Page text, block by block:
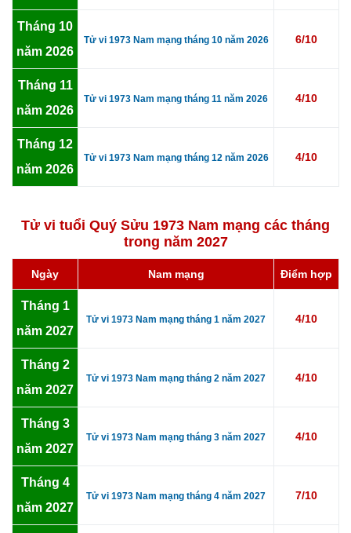
Tháng 10
năm 2026
Tử vi 1973 Nam mạng tháng 10 năm 2026 6/10
Tháng 11
năm 2026
Tử vi 1973 Nam mạng tháng 11 năm 2026 4/10
Tháng 12
năm 2026
Tử vi 1973 Nam mạng tháng 12 năm 2026 4/10
Tử vi tuổi Quý Sửu 1973 Nam mạng các tháng
trong năm 2027
Ngày Nam mạng Điểm hợp
Tháng 1
năm 2027
Tử vi 1973 Nam mạng tháng 1 năm 2027 4/10
Tháng 2
năm 2027
Tử vi 1973 Nam mạng tháng 2 năm 2027 4/10
Tháng 3
năm 2027
Tử vi 1973 Nam mạng tháng 3 năm 2027 4/10
Tháng 4
năm 2027
Tử vi 1973 Nam mạng tháng 4 năm 2027 7/10